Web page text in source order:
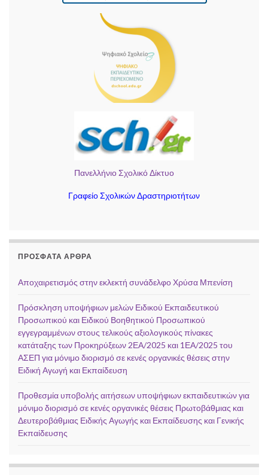
Πανελλήνιο Σχολικό Δίκτυο
Γραφείο Σχολικών Δραστηριοτήτων
ΠΡΌΣΦΑΤΑ ΆΡΘΡΑ
Αποχαιρετισμός στην εκλεκτή συνάδελφο Χρύσα Μπενίση
Πρόσκληση υποψήφιων μελών Ειδικού Εκπαιδευτικού
Προσωπικού και Ειδικού Βοηθητικού Προσωπικού
εγγεγραμμένων στους τελικούς αξιολογικούς πίνακες
κατάταξης των Προκηρύξεων 2ΕΑ/2025 και 1ΕΑ/2025 του
ΑΣΕΠ για μόνιμο διορισμό σε κενές οργανικές θέσεις στην
Ειδική Αγωγή και Εκπαίδευση
Προθεσμία υποβολής αιτήσεων υποψήφιων εκπαιδευτικών για
μόνιμο διορισμό σε κενές οργανικές θέσεις Πρωτοβάθμιας και
Δευτεροβάθμιας Ειδικής Αγωγής και Εκπαίδευσης και Γενικής
Εκπαίδευσης